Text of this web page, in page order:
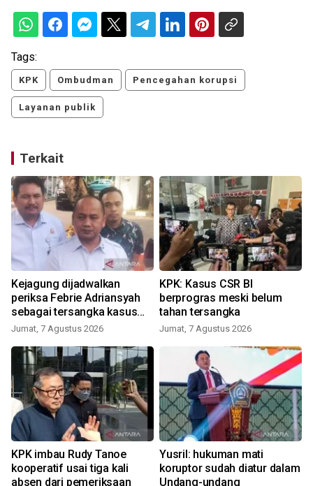
Tags:
KPK Ombudman Pencegahan korupsi
Layanan publik
Terkait
Kejagung dijadwalkan
periksa Febrie Adriansyah
sebagai tersangka kasus
TPPU
Jumat, 7 Agustus 2026
KPK: Kasus CSR BI
berprogras meski belum
tahan tersangka
Jumat, 7 Agustus 2026
KPK imbau Rudy Tanoe
kooperatif usai tiga kali
absen dari pemeriksaan
Yusril: hukuman mati
koruptor sudah diatur dalam
Undang-undang